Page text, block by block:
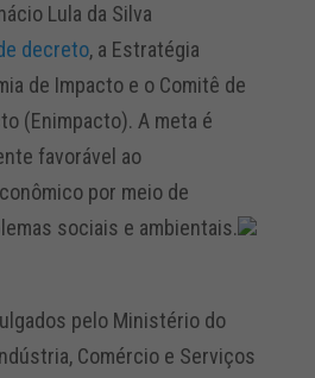
Lula da Silva
decreto, a Estratégia
de Impacto e o Comitê de
(Enimpacto). A meta é
favorável ao
por meio de
sociais e ambientais.
pelo Ministério do
Comércio e Serviços